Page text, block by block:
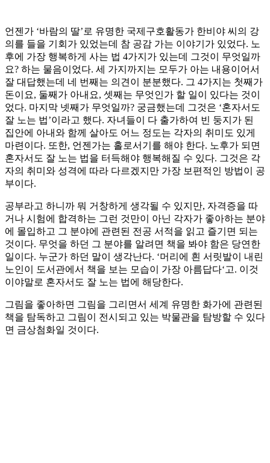
언젠가 ‘바람의 딸’로 유명한 국제구호활동가 한비야 씨의 강
의를 들을 기회가 있었는데 참 공감 가는 이야기가 있었다. 노
후에 가장 행복하게 사는 법 4가지가 있는데 그것이 무엇일까
요? 하는 물음이었다. 세 가지까지는 모두가 아는 내용이어서
잘 대답했는데 네 번째는 의견이 분분했다. 그 4가지는 첫째가
돈이요, 둘째가 아내요, 셋째는 무엇인가 할 일이 있다는 것이
었다. 마지막 넷째가 무엇일까? 궁금했는데 그것은 ‘혼자서도
잘 노는 법’이라고 했다. 자녀들이 다 출가하여 빈 둥지가 된
집안에 아내와 함께 살아도 어느 정도는 각자의 취미도 있게
마련이다. 또한, 언젠가는 홀로서기를 해야 한다. 노후가 되면
혼자서도 잘 노는 법을 터득해야 행복해질 수 있다. 그것은 각
자의 취미와 성격에 따라 다르겠지만 가장 보편적인 방법이 공
부이다.
공부라고 하니까 뭐 거창하게 생각될 수 있지만, 자격증을 따
거나 시험에 합격하는 그런 것만이 아닌 각자가 좋아하는 분야
에 몰입하고 그 분야에 관련된 전공 서적을 읽고 즐기면 되는
것이다. 무엇을 하던 그 분야를 알려면 책을 봐야 함은 당연한
일이다. 누군가 하던 말이 생각난다. ‘머리에 흰 서릿발이 내린
노인이 도서관에서 책을 보는 모습이 가장 아름답다‘고. 이것
이야말로 혼자서도 잘 노는 법에 해당한다.
그림을 좋아하면 그림을 그리면서 세계 유명한 화가에 관련된
책을 탐독하고 그림이 전시되고 있는 박물관을 탐방할 수 있다
면 금상첨화일 것이다.